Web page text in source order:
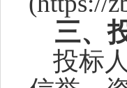
三、
投标